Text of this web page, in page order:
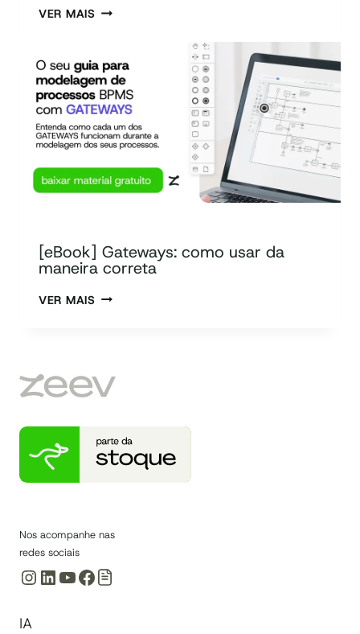
VER MAIS
[eBook] Gateways: como usar da
maneira correta
VER MAIS
Nos acompanhe nas
redes sociais
Instagram
LinkedIn
Youtube
Facebook
IA